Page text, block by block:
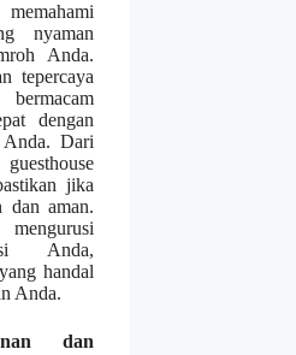
nyaman
Anda.
tepercaya
dengan
Anda. Dari
jika
dan aman.
Anda,
handal
Anda.
dan